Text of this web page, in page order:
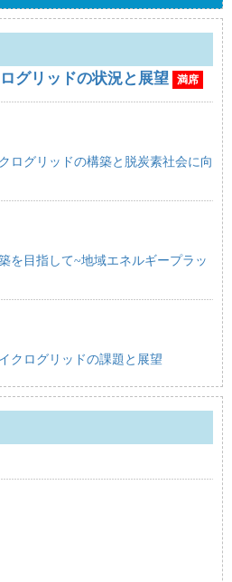
グリッドの状況と展望
満席
ログリッドの構築と脱炭素社会に向
を目指して~地域エネルギープラッ
クログリッドの課題と展望